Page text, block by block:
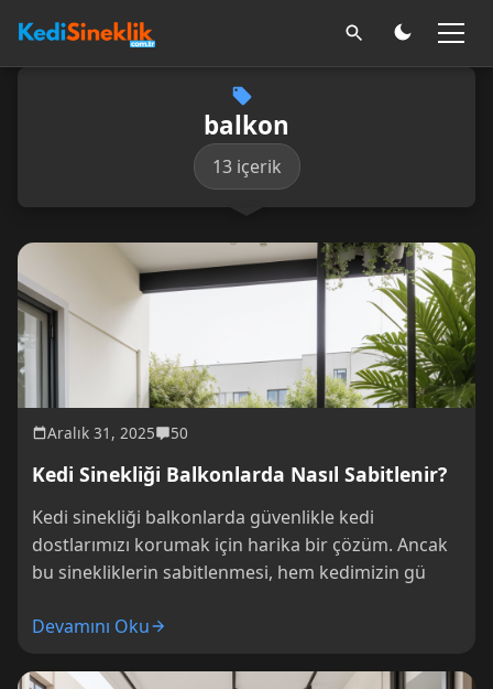
balkon
13 içerik
Aralık 31, 2025 50
Kedi Sinekliği Balkonlarda Nasıl Sabitlenir?
Kedi sinekliği balkonlarda güvenlikle kedi
dostlarımızı korumak için harika bir çözüm. Ancak
bu sinekliklerin sabitlenmesi, hem kedimizin gü
Devamını Oku